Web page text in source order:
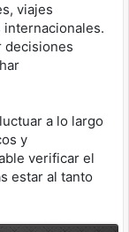
viajes
decisiones
a lo largo
y
verificar el
estar al tanto